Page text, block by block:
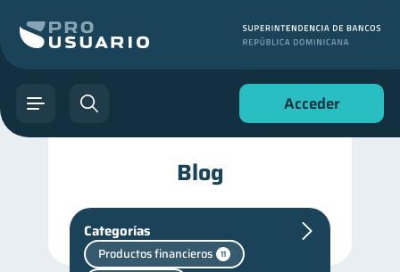
Acceder
Blog
Categorías
Productos financieros 11